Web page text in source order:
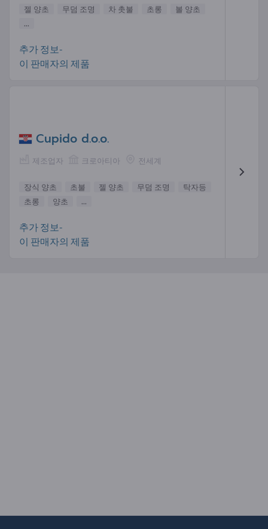
젤 양초
무덤 조명 차 촛불 초롱
볼 양초
...
추가 정보-
이 판매자의 제품
Cupido d.o.o.
제조업자 크로아티아 전세계
장식 양초 초불 젤 양초 무덤 조명
탁자등
초롱
양초 ...
추가 정보-
이 판매자의 제품